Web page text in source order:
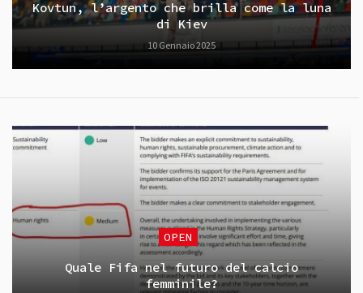
Kovtun, l’argento che brilla come la luna
di Kiev
10 Gennaio 2025
OPEN
Quale Fifa nel futuro del calcio
femminile?